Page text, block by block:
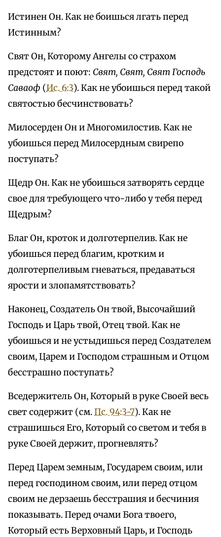
Истинен Он. Как не боишься лгать перед
Истинным?
Свят Он, Которому Ангелы со страхом
предстоят и поют: Свят, Свят, Свят Господь
Саваоф (Ис. 6:3). Как не убоишься перед такой
святостью бесчинствовать?
Милосерден Он и Многомилостив. Как не
убоишься перед Милосердным свирепо
поступать?
Щедр Он. Как не убоишься затворять сердце
свое для требующего что-либо у тебя перед
Щедрым?
Благ Он, кроток и долготерпелив. Как не
убоишься перед благим, кротким и
долготерпеливым гневаться, предаваться
ярости и злопамятствовать?
Наконец, Создатель Он твой, Высочайший
Господь и Царь твой, Отец твой. Как не
убоишься и не устыдишься перед Создателем
своим, Царем и Господом страшным и Отцом
бесстрашно поступать?
Вседержитель Он, Который в руке Своей весь
свет содержит (см.Пс. 94:3-7). Как не
страшишься Его, Который со светом и тебя в
руке Своей держит, прогневлять?
Перед Царем земным, Государем своим, или
перед господином своим, или перед отцом
своим не дерзаешь бесстрашия и бесчиния
показывать. Перед очами Бога твоего,
Который есть Верховный Царь, и Господь